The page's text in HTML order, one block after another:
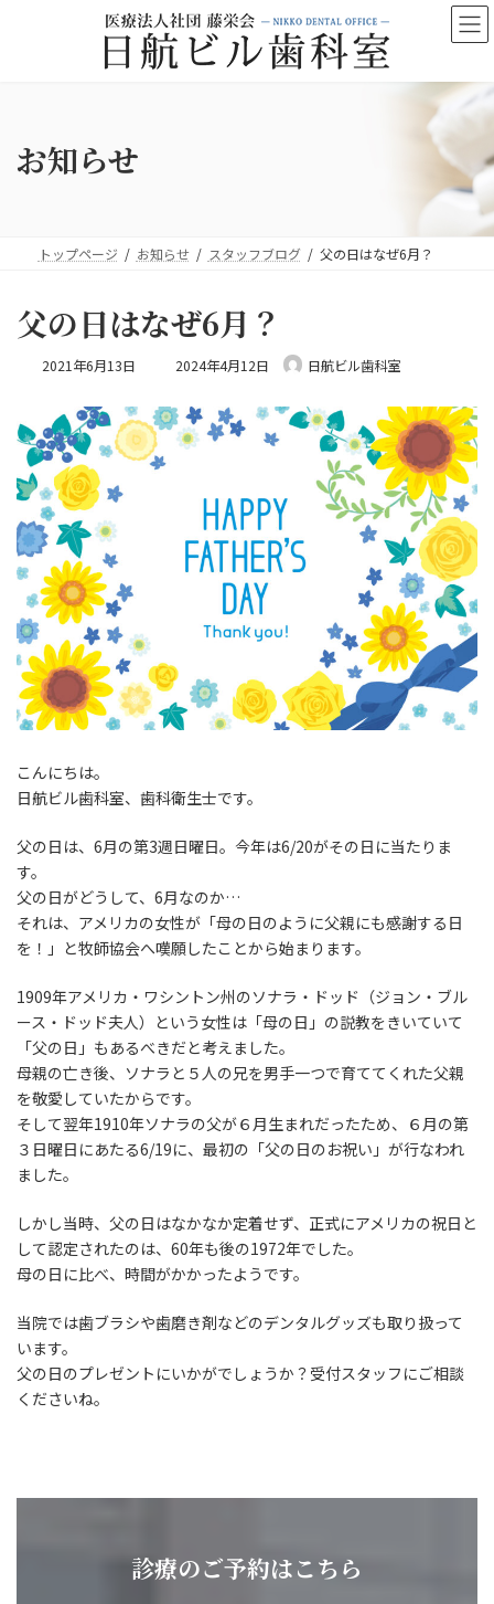
お知らせ
トップページ お知らせ スタッフブログ 父の日はなぜ6月？
父の日はなぜ6月？
2021年6月13日
最
新
日
2024年4月12日 日航ビル歯科室
こんにちは。
日航ビル歯科室、歯科衛生士です。
父の日は、6月の第3週日曜日。今年は6/20がその日に当たりま
す。
父の日がどうして、6月なのか…
それは、アメリカの女性が「母の日のように父親にも感謝する日
を！」と牧師協会へ嘆願したことから始まります。
1909年アメリカ・ワシントン州のソナラ・ドッド（ジョン・ブル
ース・ドッド夫人）という女性は「母の日」の説教をきいていて
「父の日」もあるべきだと考えました。
母親の亡き後、ソナラと５人の兄を男手一つで育ててくれた父親
を敬愛していたからです。
そして翌年1910年ソナラの父が６月生まれだったため、６月の第
３日曜日にあたる6/19に、最初の「父の日のお祝い」が行なわれ
ました。
しかし当時、父の日はなかなか定着せず、正式にアメリカの祝日と
して認定されたのは、60年も後の1972年でした。
母の日に比べ、時間がかかったようです。
当院では歯ブラシや歯磨き剤などのデンタルグッズも取り扱って
います。
父の日のプレゼントにいかがでしょうか？受付スタッフにご相談
くださいね。
診療のご予約はこちら